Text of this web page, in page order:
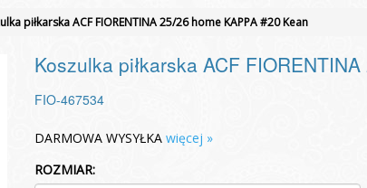
piłkarska ACF FIORENTINA 25/26 home KAPPA #20 Kean
Koszulka piłkarska ACF
FIO-467534
DARMOWA WYSYŁKA więcej »
ROZMIAR: